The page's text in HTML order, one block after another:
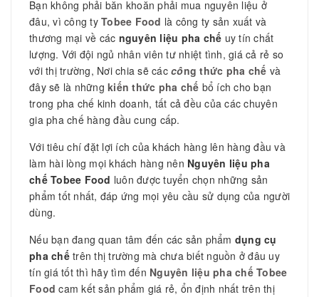
Bạn không phải băn khoăn phải mua nguyên liệu ở
đâu, vì công ty Tobee Food là công ty sản xuất và
thương mại về các nguyên liệu pha chế uy tín chất
lượng. Với đội ngủ nhân viên tư nhiệt tình, giá cả rẻ so
với thị trường, Nơi chia sẽ các công thức pha chế và
đây sẽ là những kiến thức pha chế bổ ích cho bạn
trong pha chế kinh doanh, tất cả đều của các chuyên
gia pha chế hàng đầu cung cấp.
Với tiêu chí đặt lợi ích của khách hàng lên hàng đầu và
làm hài lòng mọi khách hàng nên Nguyên liệu pha
chế Tobee Food luôn được tuyển chọn những sản
phẩm tốt nhất, đáp ứng mọi yêu cầu sử dụng của người
dùng.
Nếu bạn đang quan tâm đến các sản phẩm dụng cụ
pha chế trên thị trường mà chưa biết nguồn ở đâu uy
tín giá tốt thì hãy tìm đến Nguyên liệu pha chế Tobee
Food cam kết sản phẩm giá rẻ, ổn định nhất trên thị